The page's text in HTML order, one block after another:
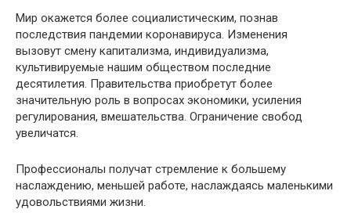
Мир окажется более социалистическим, познав
последствия пандемии коронавируса. Изменения
вызовут смену капитализма, индивидуализма,
культивируемые нашим обществом последние
десятилетия. Правительства приобретут более
значительную роль в вопросах экономики, усиления
регулирования, вмешательства. Ограничение свобод
увеличатся.
Профессионалы получат стремление к большему
наслаждению, меньшей работе, наслаждаясь маленькими
удовольствиями жизни.